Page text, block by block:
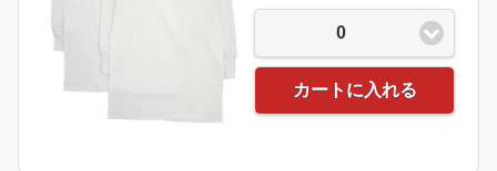
0
カートに入れる